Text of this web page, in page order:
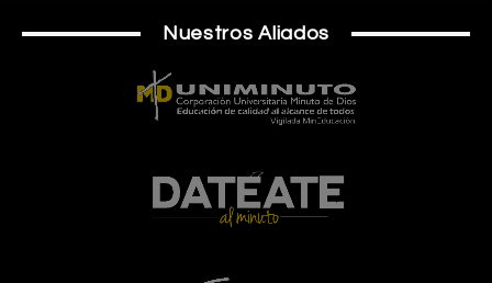
Nuestros Aliados